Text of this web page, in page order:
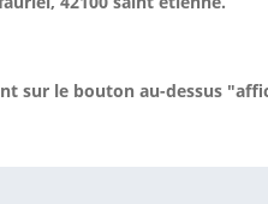
sur le bouton au-dessus